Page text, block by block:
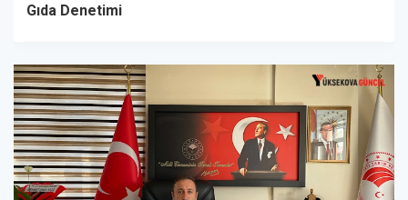
Gıda Denetimi